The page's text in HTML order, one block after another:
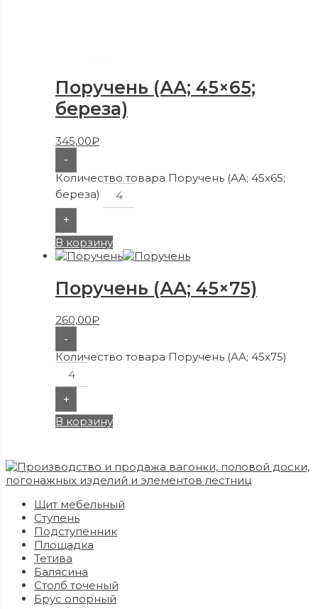
Поручень (АА; 45×65;
береза)
345,00₽
-
Количество товара Поручень (АА; 45x65;
береза)
+
В корзину
Поручень (АА; 45×75)
260,00₽
-
Количество товара Поручень (АА; 45x75)
+
В корзину
Щит мебельный
Ступень
Подступенник
Площадка
Тетива
Балясина
Столб точеный
Брус опорный